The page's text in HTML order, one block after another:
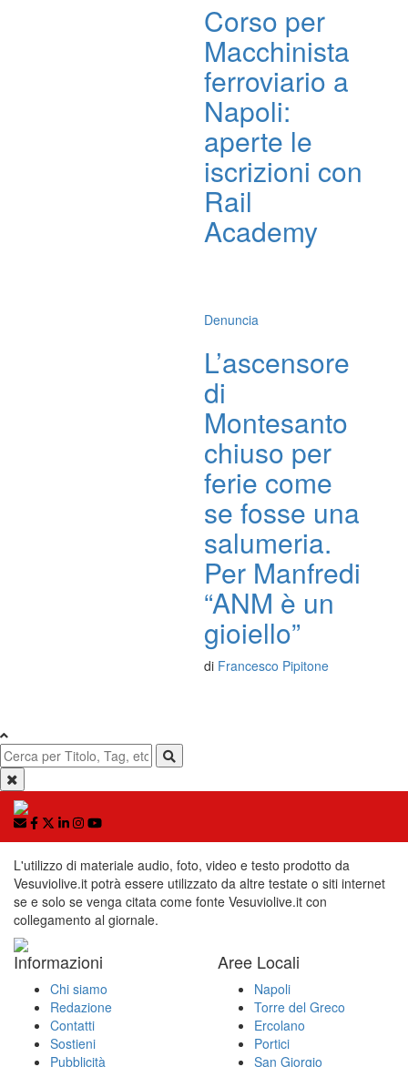
Corso per
Macchinista
ferroviario a
Napoli:
aperte le
iscrizioni con
Rail
Academy
Denuncia
L’ascensore
di
Montesanto
chiuso per
ferie come
se fosse una
salumeria.
Per Manfredi
“ANM è un
gioiello”
di Francesco Pipitone
L'utilizzo di materiale audio, foto, video e testo prodotto da
Vesuviolive.it potrà essere utilizzato da altre testate o siti internet
se e solo se venga citata come fonte Vesuviolive.it con
collegamento al giornale.
Informazioni
Chi siamo
Redazione
Contatti
Sostieni
Pubblicità
Aree Locali
Napoli
Torre del Greco
Ercolano
Portici
San Giorgio